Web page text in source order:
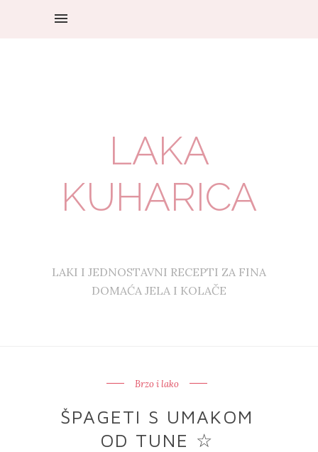
LAKA
KUHARICA
LAKI I JEDNOSTAVNI RECEPTI ZA FINA
DOMAĆA JELA I KOLAČE
Brzo i lako
ŠPAGETI S UMAKOM
OD TUNE ☆